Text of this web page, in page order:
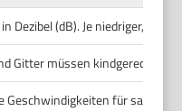
Dezibel (dB). Je niedriger,
Gitter müssen kindgerecht
Geschwindigkeiten für sanfte